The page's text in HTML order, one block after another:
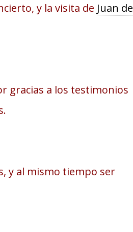
y la visita de Juan de
gracias a los testimonios
y al mismo tiempo ser